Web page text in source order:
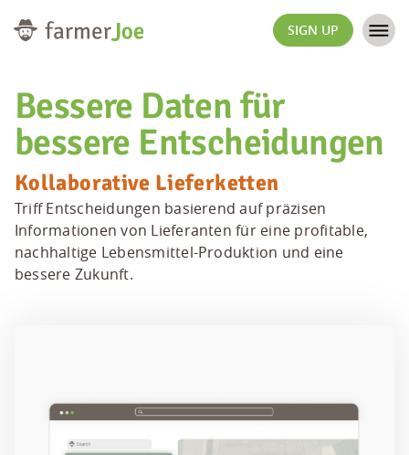
SIGN UP
Bessere Daten für
bessere Entscheidungen
Kollaborative Lieferketten
Triff Entscheidungen basierend auf präzisen
Informationen von Lieferanten für eine profitable,
nachhaltige Lebensmittel-Produktion und eine
bessere Zukunft.